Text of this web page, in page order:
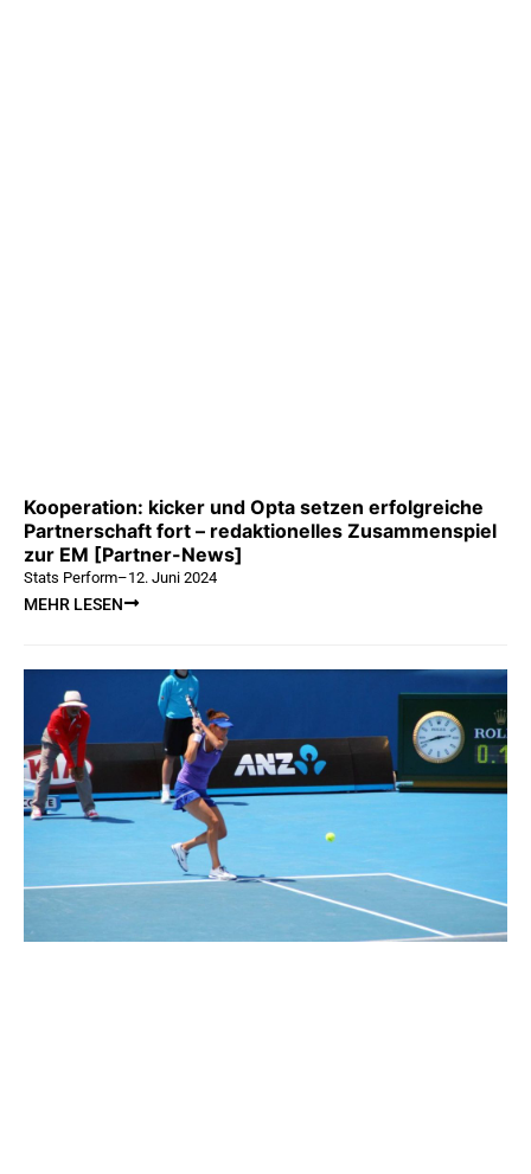
Kooperation: kicker und Opta setzen erfolgreiche
Partnerschaft fort – redaktionelles Zusammenspiel
zur EM [Partner-News]
Stats Perform–12. Juni 2024
MEHR LESEN